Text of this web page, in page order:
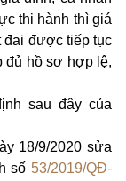
thi hành thì giá
đai được tiếp tục
đủ hồ sơ hợp lệ,
sau đây của
18/9/2020 sửa
số 53/2019/QĐ-